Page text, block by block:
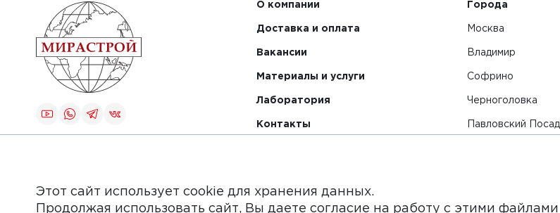
О компании
Доставка и оплата
Вакансии
Материалы и услуги
Лаборатория
Контакты
Города
Москва
Владимир
Софрино
Черноголовка
Павловский Посад
Этот сайт использует cookie для хранения данных.
Продолжая использовать сайт, Вы даете согласие на работу с этими файлами